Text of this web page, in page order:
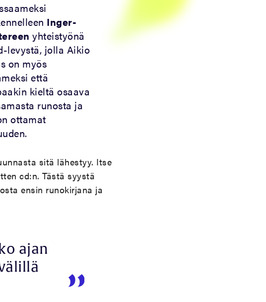
Inger-
yhteistyönä
levystä, jolla Aikio
on myös
että
kieltä osaava
runosta ja
ottamat
sitä lähestyy. Itse
cd:n. Tästä syystä
ensin runokirjana ja
ajan